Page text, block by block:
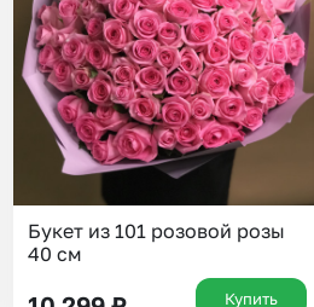
Insta букеты
Хиты продаж
Новинки
До
Выбор
Все категории
Букет из 101 розовой розы
40 см
Купить